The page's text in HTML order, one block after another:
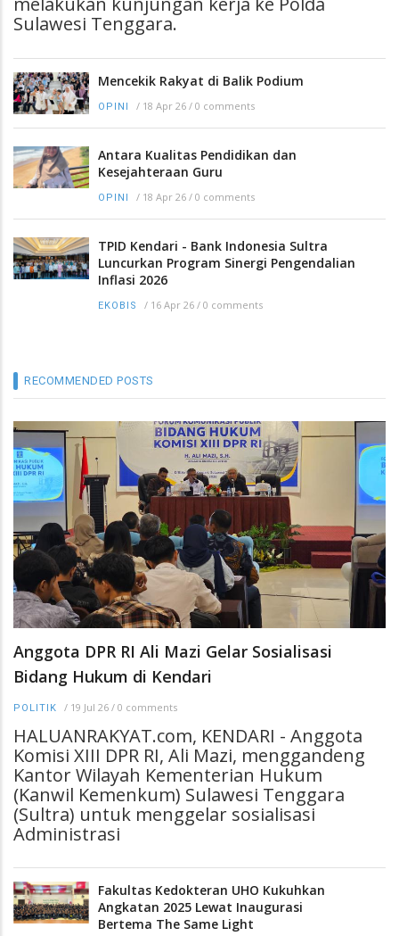
Sulawesi Tenggara.
Mencekik Rakyat di Balik Podium
OPINI / 18 Apr 26 / 0 comments
Antara Kualitas Pendidikan dan
Kesejahteraan Guru
OPINI / 18 Apr 26 / 0 comments
TPID Kendari - Bank Indonesia Sultra
Luncurkan Program Sinergi Pengendalian
Inflasi 2026
EKOBIS / 16 Apr 26 / 0 comments
RECOMMENDED POSTS
Anggota DPR RI Ali Mazi Gelar Sosialisasi
Bidang Hukum di Kendari
POLITIK / 19 Jul 26 / 0 comments
HALUANRAKYAT.com, KENDARI - Anggota
Komisi XIII DPR RI, Ali Mazi, menggandeng
Kantor Wilayah Kementerian Hukum
(Kanwil Kemenkum) Sulawesi Tenggara
(Sultra) untuk menggelar sosialisasi
Administrasi
Fakultas Kedokteran UHO Kukuhkan
Angkatan 2025 Lewat Inaugurasi
Bertema The Same Light